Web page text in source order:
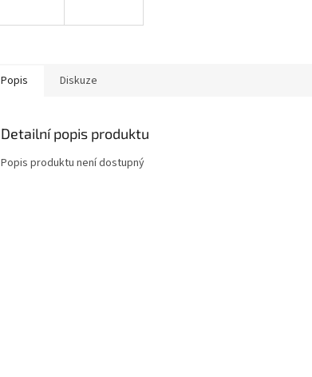
Popis Diskuze
Detailní popis produktu
Popis produktu není dostupný